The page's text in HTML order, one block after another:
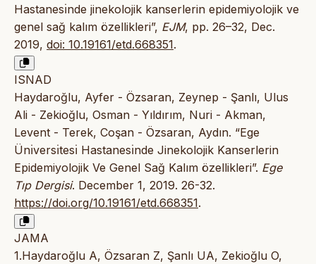
Hastanesı̇nde jinekolojik kanserlerin epidemiyolojik ve
genel sağ kalım özellikleri”, EJM, pp. 26–32, Dec.
2019, doi: 10.19161/etd.668351.
ISNAD
Haydaroğlu, Ayfer - Özsaran, Zeynep - Şanlı, Ulus
Ali - Zekioğlu, Osman - Yıldırım, Nuri - Akman,
Levent - Terek, Coşan - Özsaran, Aydın. “Ege
Ünı̇versı̇tesı̇ Hastanesı̇nde Jinekolojik Kanserlerin
Epidemiyolojik Ve Genel Sağ Kalım özellikleri”. Ege
Tıp Dergisi. December 1, 2019. 26-32.
https://doi.org/10.19161/etd.668351.
JAMA
1.Haydaroğlu A, Özsaran Z, Şanlı UA, Zekioğlu O,